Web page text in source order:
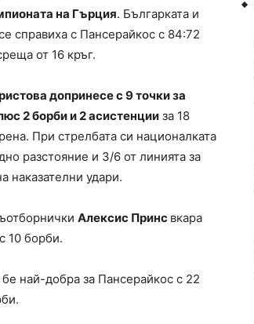
на Гърция. Българката и
справиха с Пансерайкос с 84:72
от 16 кръг.
допринесе с 9 точки за
2 борби и 2 асистенции за 18
При стрелбата си националката
разстояние и 3/6 от линията за
наказателни удари.
Алексис Принс вкара
10 борби.
бе най-добра за Пансерайкос с 22